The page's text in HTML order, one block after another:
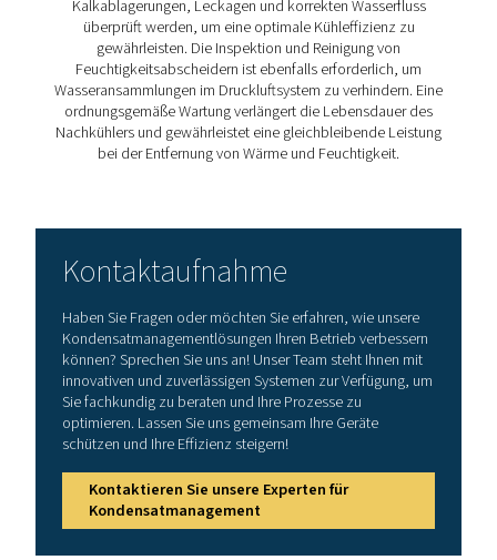
Druckluftwerkzeugenund verlängert deren
4. Verbessert die Druckluftqualität
Verringert das Risiko derBildung von Verunreinigungen
Feuchtigkeitund sorgt so für sauberere Druckluft für
empfindliche Anwendungen.
ordnungsgemäße Kühlung minimiertunnötige
und geringeren Betriebskosten führt.
Wie wählt man den
Nachkühler?